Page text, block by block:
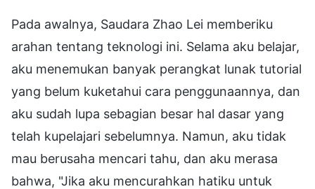
Pada awalnya, Saudara Zhao Lei memberiku
arahan tentang teknologi ini. Selama aku belajar,
aku menemukan banyak perangkat lunak tutorial
yang belum kuketahui cara penggunaannya, dan
aku sudah lupa sebagian besar hal dasar yang
telah kupelajari sebelumnya. Namun, aku tidak
mau berusaha mencari tahu, dan aku merasa
bahwa, "Jika aku mencurahkan hatiku untuk